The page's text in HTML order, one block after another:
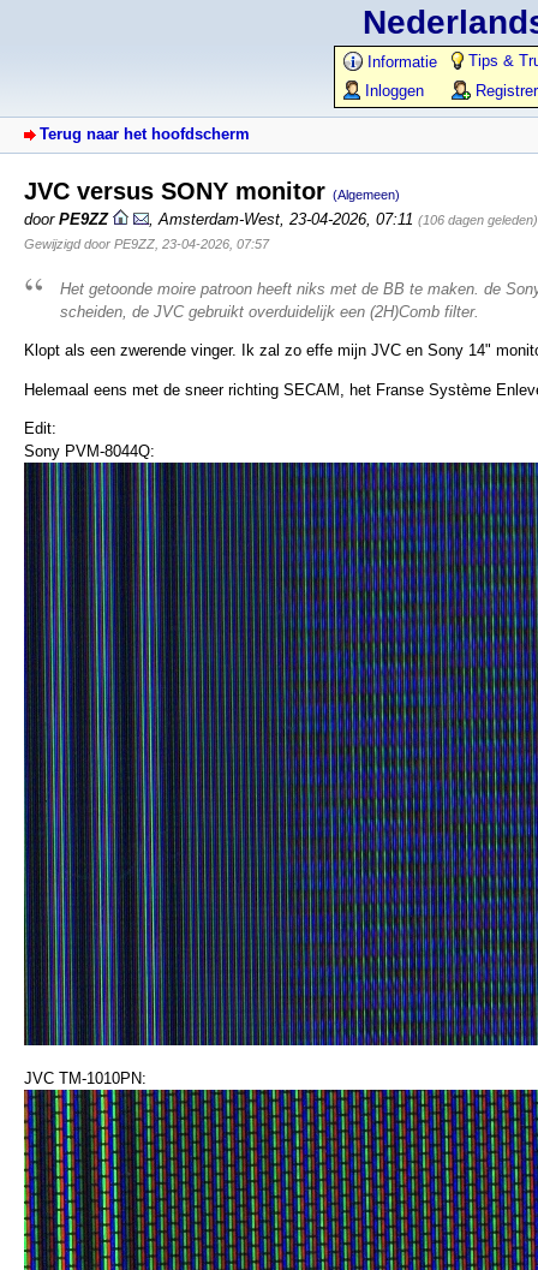
Informatie
Tips &
Inloggen
Terug naar het hoofdscherm
JVC versus SONY monitor (Algemeen)
door PE9ZZ Amsterdam-West 23-04-2026, 07:11 (106 dagen geleden)
Gewijzigd door PE9ZZ, 23-04-2026, 07:57
Het getoonde moire patroon heeft niks met de BB te maken. de
scheiden, de JVC gebruikt overduidelijk een (2H)Comb filter.
Klopt als een zwerende vinger. Ik zal zo effe mijn JVC en Sony 14"
Helemaal eens met de sneer richting SECAM, het Franse Système
Edit:
Sony PVM-8044Q:
JVC TM-1010PN: